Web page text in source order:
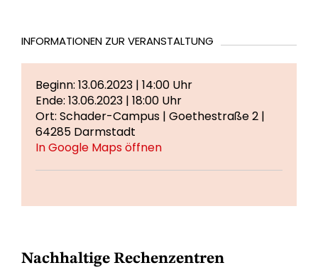
INFORMATIONEN ZUR VERANSTALTUNG
Beginn: 13.06.2023 | 14:00 Uhr
Ende: 13.06.2023 | 18:00 Uhr
Ort: Schader-Campus | Goethestraße 2 |
64285 Darmstadt
In Google Maps öffnen
Nachhaltige Rechenzentren